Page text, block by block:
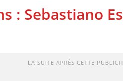
: Sebastiano
LA SUITE APRÈS CETTE